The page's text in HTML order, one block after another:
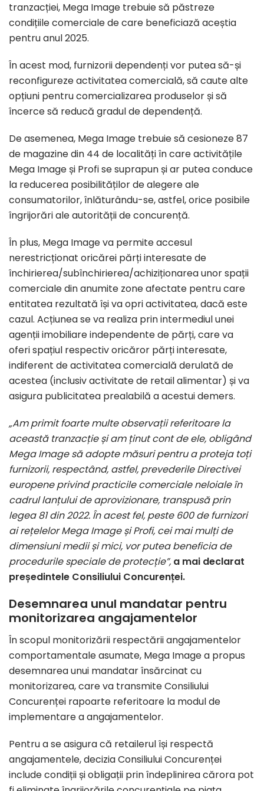
tranzacției, Mega Image trebuie să păstreze
condițiile comerciale de care beneficiază aceștia
pentru anul 2025.
În acest mod, furnizorii dependenți vor putea să-și
reconfigureze activitatea comercială, să caute alte
opțiuni pentru comercializarea produselor și să
încerce să reducă gradul de dependență.
De asemenea, Mega Image trebuie să cesioneze 87
de magazine din 44 de localități în care activitățile
Mega Image și Profi se suprapun și ar putea conduce
la reducerea posibilităților de alegere ale
consumatorilor, înlăturându-se, astfel, orice posibile
îngrijorări ale autorității de concurență.
În plus, Mega Image va permite accesul
nerestricționat oricărei părți interesate de
închirierea/subînchirierea/achiziționarea unor spații
comerciale din anumite zone afectate pentru care
entitatea rezultată își va opri activitatea, dacă este
cazul. Acțiunea se va realiza prin intermediul unei
agenții imobiliare independente de părți, care va
oferi spațiul respectiv oricăror părți interesate,
indiferent de activitatea comercială derulată de
acestea (inclusiv activitate de retail alimentar) și va
asigura publicitatea prealabilă a acestui demers.
„Am primit foarte multe observații referitoare la
această tranzacție și am ținut cont de ele, obligând
Mega Image să adopte măsuri pentru a proteja toți
furnizorii, respectând, astfel, prevederileDirectivei
europene privind practicile comerciale neloiale în
cadrul lanțului de aprovizionare, transpusă prin
legea 81 din 2022. În acest fel, peste 600 de furnizori
ai rețelelor Mega Image și Profi, cei mai mulți de
dimensiuni medii și mici, vor putea beneficia de
procedurile speciale de protecție”, a mai declarat
președintele Consiliului Concurenței.
Desemnarea unul mandatar pentru
monitorizarea angajamentelor
În scopul monitorizării respectării angajamentelor
comportamentale asumate, Mega Image a propus
desemnarea unui mandatar însărcinat cu
monitorizarea, care va transmite Consiliului
Concurenței rapoarte referitoare la modul de
implementare a angajamentelor.
Pentru a se asigura că retailerul își respectă
angajamentele, decizia Consiliului Concurenței
include condiții și obligații prin îndeplinirea cărora pot